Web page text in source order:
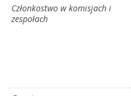
Członkostwo w komisjach i
zespołach